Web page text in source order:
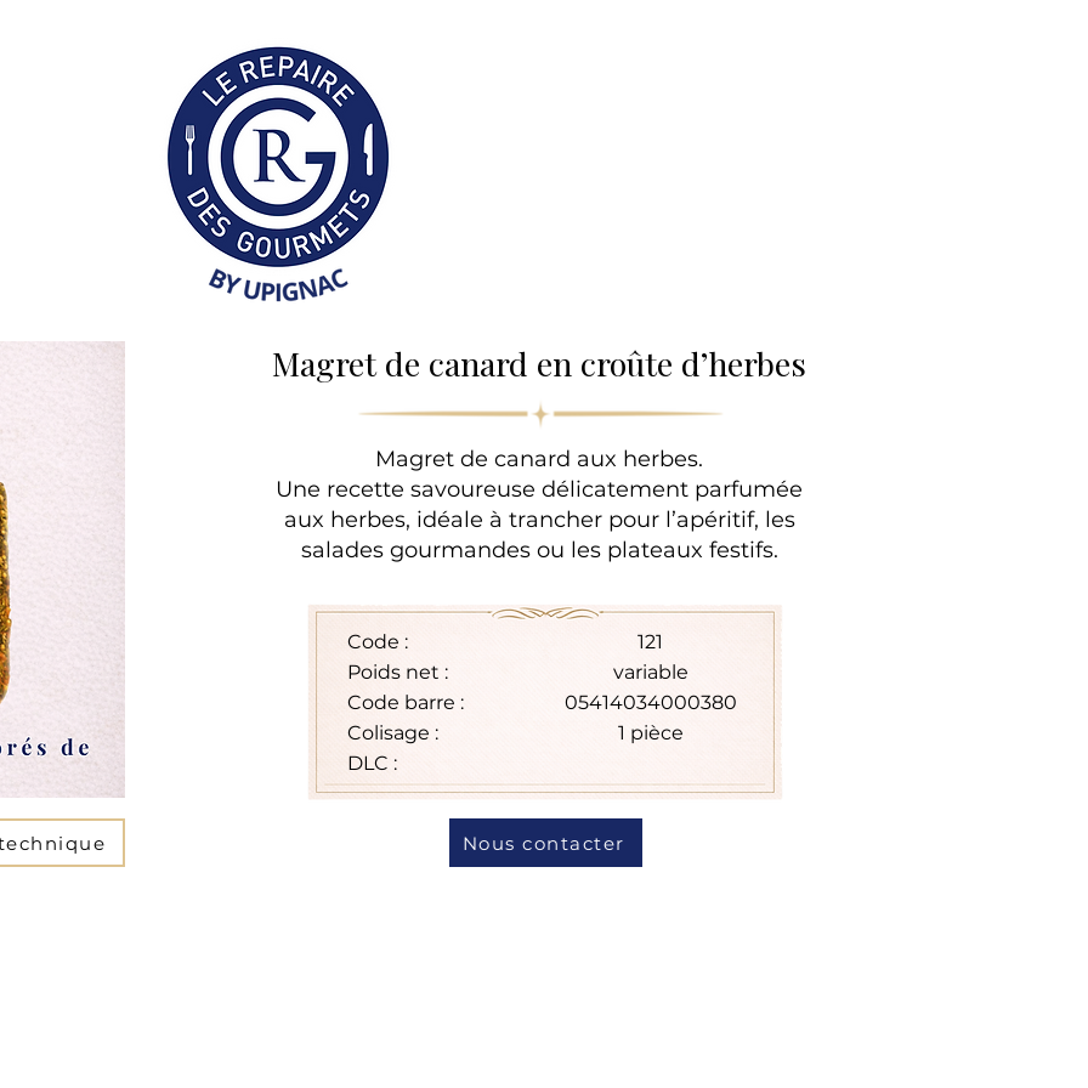
Collection Professionnelle
Magret de canard en croûte d’herbes
Magret de canard aux herbes.
Une recette savoureuse délicatement parfumée
aux herbes, idéale à trancher pour l’apéritif, les
salades gourmandes ou les plateaux festifs.
Code :
Poids net :
Code barre :
Colisage :
DLC :
121
variable
05414034000380
1 pièce
Nous contacter